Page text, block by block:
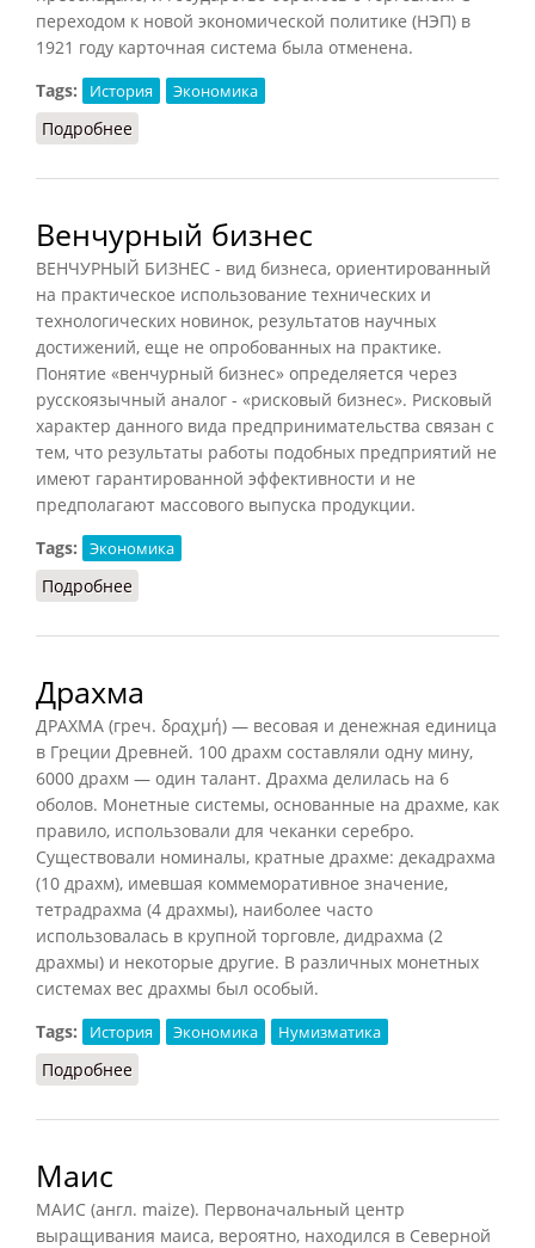
переходом к новой экономической политике (НЭП) в
1921 году карточная система была отменена.
Tags:
История Экономика
Подробнее
Венчурный бизнес
ВЕНЧУРНЫЙ БИЗНЕС - вид бизнеса, ориентированный
на практическое использование технических и
технологических новинок, результатов научных
достижений, еще не опробованных на практике.
Понятие «венчурный бизнес» определяется через
русскоязычный аналог - «рисковый бизнес». Рисковый
характер данного вида предпринимательства связан с
тем, что результаты работы подобных предприятий не
имеют гарантированной эффективности и не
предполагают массового выпуска продукции.
Tags:
Экономика
Подробнее
Драхма
ДРАХМА (греч. δραχμή) — весовая и денежная единица
в Греции Древней. 100 драхм составляли одну мину,
6000 драхм — один талант. Драхма делилась на 6
оболов. Монетные системы, основанные на драхме, как
правило, использовали для чеканки серебро.
Существовали номиналы, кратные драхме: декадрахма
(10 драхм), имевшая коммеморативное значение,
тетрадрахма (4 драхмы), наиболее часто
использовалась в крупной торговле, дидрахма (2
драхмы) и некоторые другие. В различных монетных
системах вес драхмы был особый.
Tags:
История Экономика Нумизматика
Подробнее
Маис
МАИС (англ. maize). Первоначальный центр
выращивания маиса, вероятно, находился в Северной